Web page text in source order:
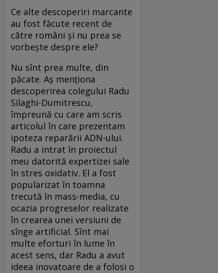
Ce alte descoperiri marcante
au fost făcute recent de
către români şi nu prea se
vorbeşte despre ele?
Nu sînt prea multe, din
păcate. Aş menţiona
descoperirea colegului Radu
Silaghi-Dumitrescu,
împreună cu care am scris
articolul în care prezentam
ipoteza reparării ADN-ului.
Radu a intrat în proiectul
meu datorită expertizei sale
în stres oxidativ. El a fost
popularizat în toamna
trecută în mass-media, cu
ocazia progreselor realizate
în crearea unei versiuni de
sînge artificial. Sînt mai
multe eforturi în lume în
acest sens, dar Radu a avut
ideea inovatoare de a folosi o